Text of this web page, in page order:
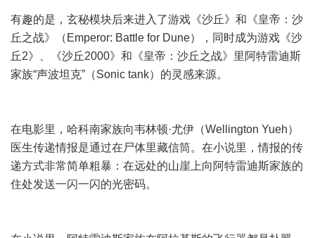
有趣的是，玄秘模块后来进入了游戏《沙丘》和《皇帝：沙
丘之战》（Emperor: Battle for Dune），同时成为游戏《沙
丘2》、《沙丘2000》和《皇帝：沙丘之战》里阿特雷迪斯
家族“声波坦克”（Sonic tank）的灵感来源。
在电影里，哈科南家族向韦林顿·尤伊（Wellington Yueh）
医生传递情报是通过在尸体里藏信筒。在小说里，情报的传
递方式非常简单粗暴：在远处的山崖上向阿特雷迪斯家族的
住处发送一闪一闪的光密码。